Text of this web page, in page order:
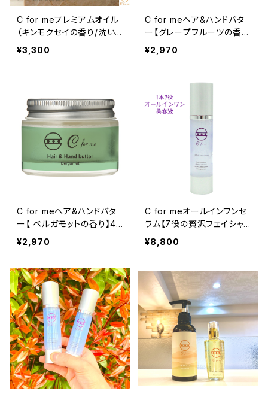
C for meプレミアムオイル
（キンモクセイの香り/洗い
流さないトリートメント）
¥3,300
C for meヘア&ハンドバタ
ー【グレープフルーツの香
り】48g /マルチバーム/ヘ
アバーム
¥2,970
C for meヘア&ハンドバタ
ー【 ベルガモットの香り】48
g /マルチバーム/ヘアバー
¥2,970
C for meオールインワンセ
ラム【7役の贅沢フェイシャ
ル美容ジェル】（50g）
¥8,800